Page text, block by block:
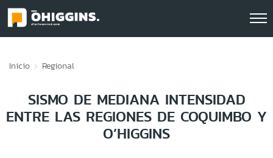
Inicio Regional
SISMO DE MEDIANA INTENSIDAD
ENTRE LAS REGIONES DE COQUIMBO Y
O’HIGGINS